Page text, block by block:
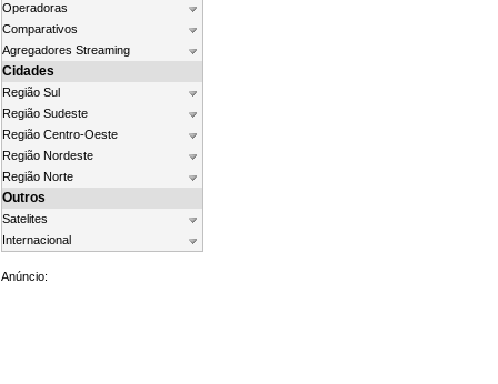
Operadoras
Comparativos
Agregadores Streaming
Cidades
Região Sul
Região Sudeste
Região Centro-Oeste
Região Nordeste
Região Norte
Outros
Satelites
Internacional
Anúncio: